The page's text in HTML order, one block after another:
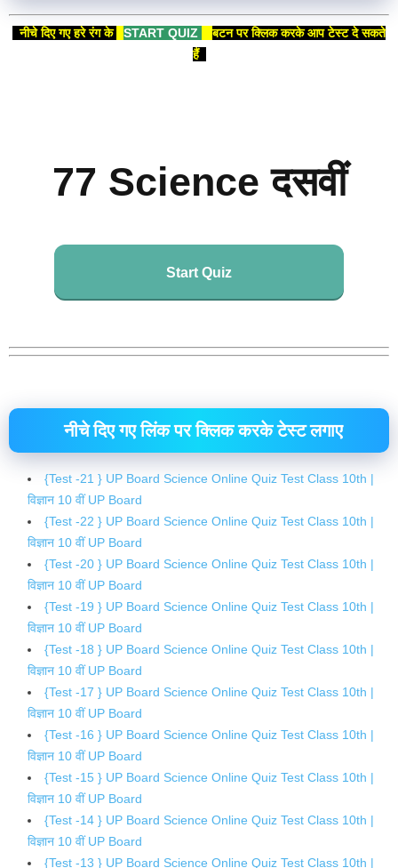
नीचे दिए गए हरे रंग के START QUIZ
बटन पर क्लिक करके आप टेस्ट दे सकते
हैं
77 Science दसवीं
Start Quiz
नीचे दिए गए लिंक पर क्लिक करके टेस्ट लगाए
{Test -21 } UP Board Science Online Quiz Test Class 10th |
विज्ञान 10 वीं UP Board
{Test -22 } UP Board Science Online Quiz Test Class 10th |
विज्ञान 10 वीं UP Board
{Test -20 } UP Board Science Online Quiz Test Class 10th |
विज्ञान 10 वीं UP Board
{Test -19 } UP Board Science Online Quiz Test Class 10th |
विज्ञान 10 वीं UP Board
{Test -18 } UP Board Science Online Quiz Test Class 10th |
विज्ञान 10 वीं UP Board
{Test -17 } UP Board Science Online Quiz Test Class 10th |
विज्ञान 10 वीं UP Board
{Test -16 } UP Board Science Online Quiz Test Class 10th |
विज्ञान 10 वीं UP Board
{Test -15 } UP Board Science Online Quiz Test Class 10th |
विज्ञान 10 वीं UP Board
{Test -14 } UP Board Science Online Quiz Test Class 10th |
विज्ञान 10 वीं UP Board
{Test -13 } UP Board Science Online Quiz Test Class 10th |